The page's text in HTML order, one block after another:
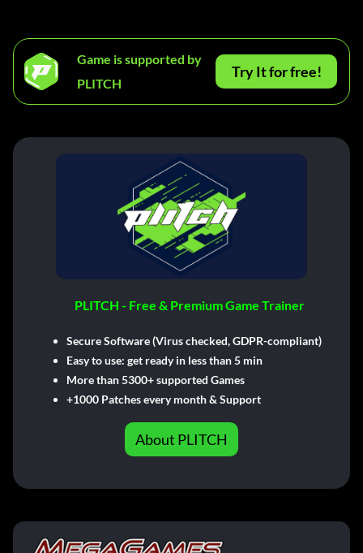
Game is supported by
PLITCH
Try It for free!
PLITCH - Free & Premium Game Trainer
Secure Software (Virus checked, GDPR-compliant)
Easy to use: get ready in less than 5 min
More than 5300+ supported Games
+1000 Patches every month & Support
About PLITCH